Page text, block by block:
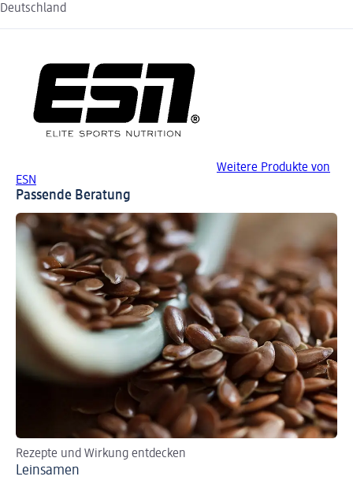
Deutschland
Weitere Produkte von
ESN
Passende Beratung
Rezepte und Wirkung entdecken
Leinsamen